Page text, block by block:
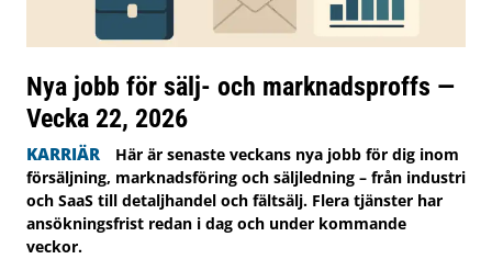
Nya jobb för sälj- och marknadsproffs —
Vecka 22, 2026
KARRIÄR
Här är senaste veckans nya jobb för dig inom
försäljning, marknadsföring och säljledning – från industri
och SaaS till detaljhandel och fältsälj. Flera tjänster har
ansökningsfrist redan i dag och under kommande
veckor.